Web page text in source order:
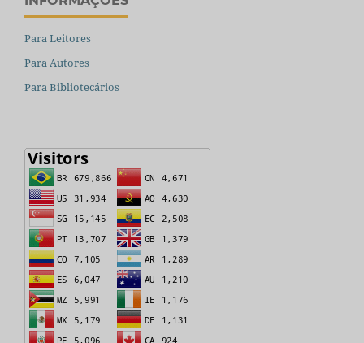
Para Leitores
Para Autores
Para Bibliotecários